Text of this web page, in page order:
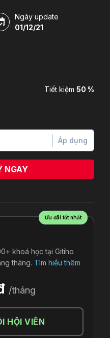
Ngày update
01/12/21
Tiết kiệm 50 %
Áp dụng
NGAY
Ưu đãi tốt nhất
khoá học tại Gitiho
tháng. Tìm hiểu thêm
/tháng
HỘI VIÊN